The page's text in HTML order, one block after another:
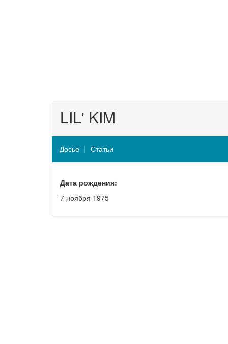
LIL' KIM
Досье Статьи
Дата рождения:
7 ноября 1975